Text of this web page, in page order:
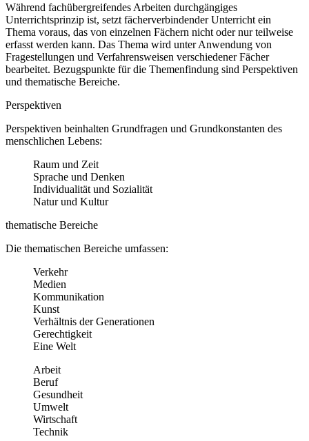
Während fachübergreifendes Arbeiten durchgängiges
Unterrichtsprinzip ist, setzt fächerverbindender Unterricht ein
Thema voraus, das von einzelnen Fächern nicht oder nur teilweise
erfasst werden kann. Das Thema wird unter Anwendung von
Fragestellungen und Verfahrensweisen verschiedener Fächer
bearbeitet. Bezugspunkte für die Themenfindung sind Perspektiven
und thematische Bereiche.
Perspektiven
Perspektiven beinhalten Grundfragen und Grundkonstanten des
menschlichen Lebens:
Raum und Zeit
Sprache und Denken
Individualität und Sozialität
Natur und Kultur
thematische Bereiche
Die thematischen Bereiche umfassen:
Verkehr
Medien
Kommunikation
Kunst
Verhältnis der Generationen
Gerechtigkeit
Eine Welt
Arbeit
Beruf
Gesundheit
Umwelt
Wirtschaft
Technik